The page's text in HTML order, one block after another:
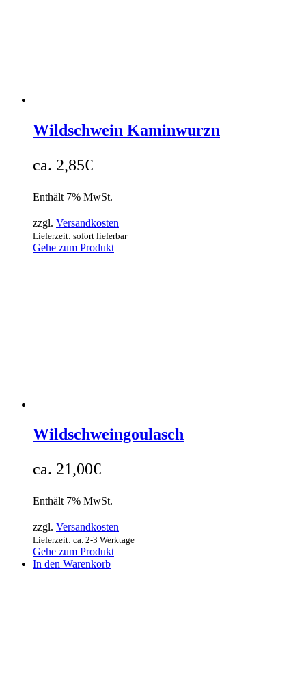
Wildschwein Kaminwurzn
2,85€
Enthält 7% MwSt.
zzgl. Versandkosten
Lieferzeit: sofort lieferbar
Gehe zum Produkt
Wildschweingoulasch
21,00€
Enthält 7% MwSt.
zzgl. Versandkosten
Lieferzeit: ca. 2-3 Werktage
Gehe zum Produkt
In den Warenkorb